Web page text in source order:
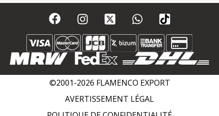
©2001-2026 FLAMENCO EXPORT
AVERTISSEMENT LÉGAL